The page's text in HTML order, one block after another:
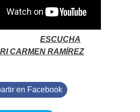
ESCUCHA
CARMEN RAMÍREZ
en Facebook